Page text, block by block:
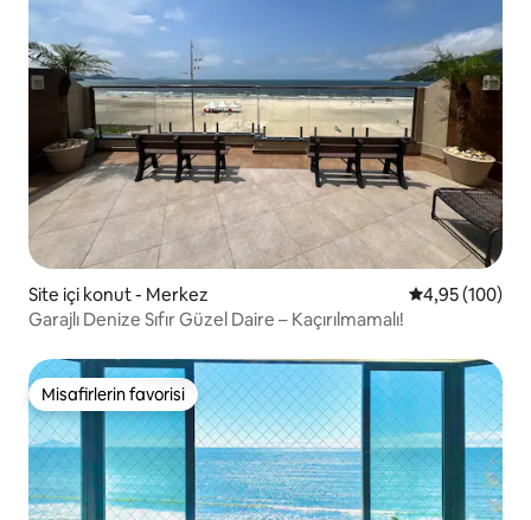
Site içi konut - Merkez 5 üzerinden
4,95 (100)
Garajlı Denize Sıfır Güzel Daire – Kaçırılmamalı!
Misafirlerin favorisi
Misafirlerin favorisi